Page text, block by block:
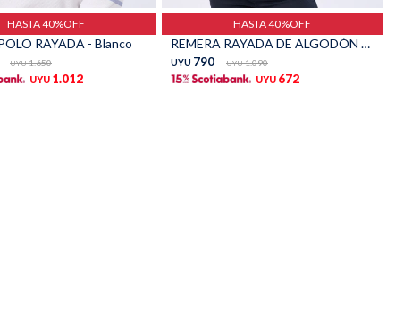
HASTA 40%OFF
RAYADA - Blanco
UYU 1.650
UYU 1.012
HASTA 40%OFF
REMERA RAYADA DE ALGODÓN - Coral
UYU 790 UYU 1.090
UYU 672